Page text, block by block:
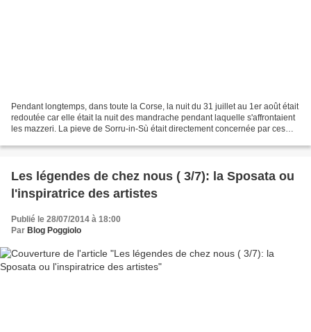
Pendant longtemps, dans toute la Corse, la nuit du 31 juillet au 1er août était
redoutée car elle était la nuit des mandrache pendant laquelle s'affrontaient
les mazzeri. La pieve de Sorru-in-Sù était directement concernée par ces
Les légendes de chez nous ( 3/7): la Sposata ou
l'inspiratrice des artistes
Publié le 28/07/2014 à 18:00
Par Blog Poggiolo